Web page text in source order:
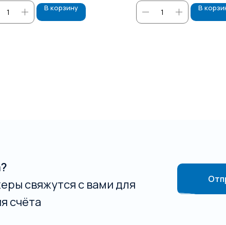
В корзину В
свяжутся с вами для
счёта